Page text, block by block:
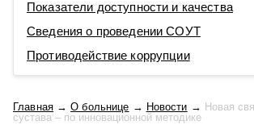
Показатели доступности и качества
Сведения о проведении СОУТ
Противодействие коррупции
Главная →О больнице → Новости → Новая
сустава – по инновационной методике